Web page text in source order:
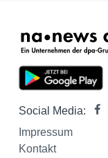
Social Media:
Impressum
Kontakt